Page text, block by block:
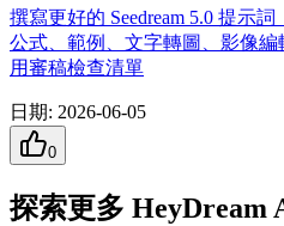
撰寫更好的 Seedream 5.0 提示詞
公式、範例、文字轉圖、影像
用審稿檢查清單
日期: 2026-06-05
0
探索更多 HeyDream